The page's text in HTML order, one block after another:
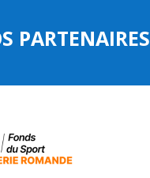
PARTENAIRES